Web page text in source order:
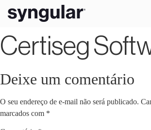
Certiseg
Deixe um comentário
O seu endereço de e-mail não será publicado.
marcados com *